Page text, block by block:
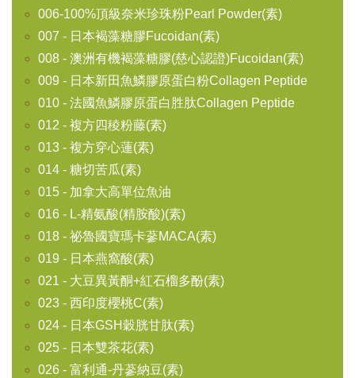
006-100%頂級奈米珍珠粉Pearl Powder(素)
007 - 日本褐藻糖膠Fucoidan(素)
008 - 澳洲有機褐藻糖膠(慈心認證)Fucoidan(素)
009 - 日本新田魚鱗膠原蛋白粉Collagen Peptide
010 - 法國魚鱗膠原蛋白胜肽Collagen Peptide
012 - 複方四稜粉藤(素)
013 - 複方穿心蓮(素)
014 - 糖切苦瓜(素)
015 - 加拿大高單位魚油
016 - L-精氨酸(精胺酸)(素)
018 - 祕魯國寶瑪卡蔘MACA(素)
019 - 日本燕窩酸(素)
021 - 大豆異黃酮+紅石榴多酚(素)
023 - 西印度櫻桃C(素)
024 - 日本GSH穀胱甘肽(素)
025 - 日本雙茶花(素)
026 - 富利通-丹蔘納豆(素)